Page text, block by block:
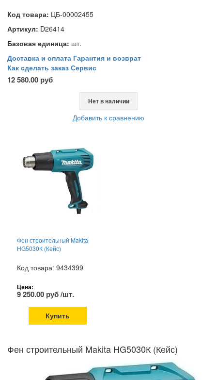
Код товара: ЦБ-00002455
Артикул: D26414
Базовая единица: шт.
Доставка и оплата Гарантия и возврат
Как сделать заказ Сервис
12 580.00 руб
Нет в наличии
Добавить к сравнению
Фен строительный Makita
HG5030К (Кейс)
Код товара: 9434399
Цена:
9 250.00 руб /шт.
Купить
Фен строительный Makita HG5030К (Кейс)